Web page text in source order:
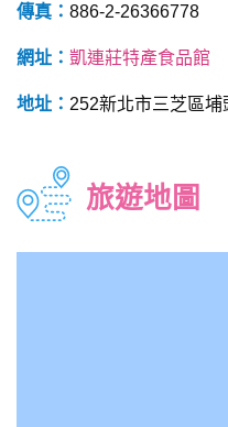
傳真： 886-2-26366778
網址： 凱連莊特產食品館
地址： 252新北市三芝區
旅遊地圖